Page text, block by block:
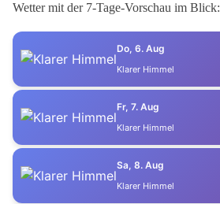
Wetter mit der 7-Tage-Vorschau im Blick:
Do, 6. Aug
Klarer Himmel
Fr, 7. Aug
Klarer Himmel
Sa, 8. Aug
Klarer Himmel